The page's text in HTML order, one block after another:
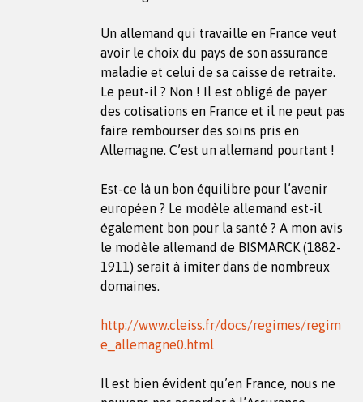
Un allemand qui travaille en France veut
avoir le choix du pays de son assurance
maladie et celui de sa caisse de retraite.
Le peut-il ? Non ! Il est obligé de payer
des cotisations en France et il ne peut pas
faire rembourser des soins pris en
Allemagne. C’est un allemand pourtant !
Est-ce là un bon équilibre pour l’avenir
européen ? Le modèle allemand est-il
également bon pour la santé ? A mon avis
le modèle allemand de BISMARCK (1882-
1911) serait à imiter dans de nombreux
domaines.
http://www.cleiss.fr/docs/regimes/regim
e_allemagne0.html
Il est bien évident qu’en France, nous ne